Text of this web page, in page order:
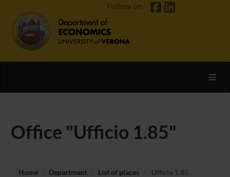
Follow on
Office "Ufficio 1.85"
Home Department List of places Ufficio 1.85